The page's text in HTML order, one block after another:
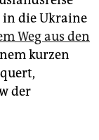
in die Ukraine
Weg aus den
kurzen
der